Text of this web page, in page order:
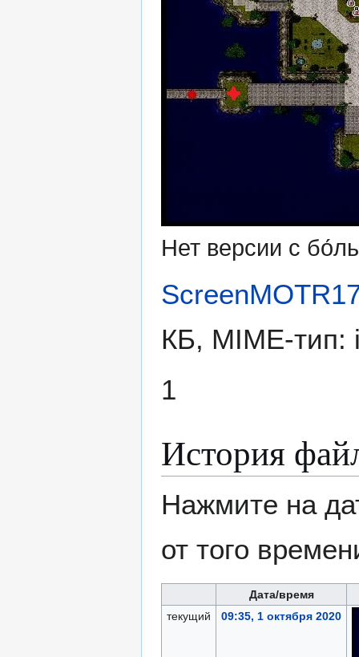
Нет версии с
КБ, MIME-тип:
1
История
Нажмите на
от того
Дата/время
текущий
09:35, 1 октября 2020